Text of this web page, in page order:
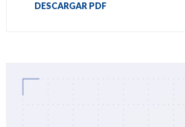
DESCARGAR PDF